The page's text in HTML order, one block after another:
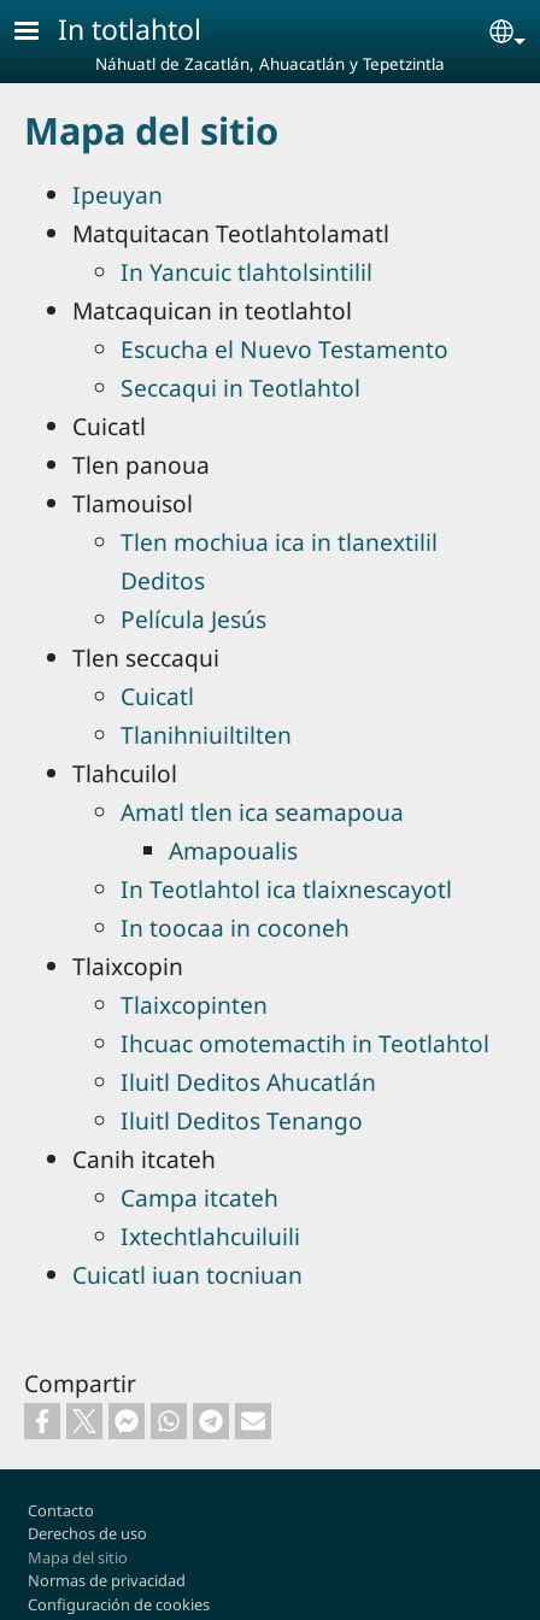
Pasar al contenido principal
In totlahtol
Náhuatl de Zacatlán, Ahuacatlán y Tepetzintla
Mapa del sitio
Ipeuyan
Matquitacan Teotlahtolamatl
In Yancuic tlahtolsintilil
Matcaquican in teotlahtol
Escucha el Nuevo Testamento
Seccaqui in Teotlahtol
Cuicatl
Tlen panoua
Tlamouisol
Tlen mochiua ica in tlanextilil
Deditos
Película Jesús
Tlen seccaqui
Cuicatl
Tlanihniuiltilten
Tlahcuilol
Amatl tlen ica seamapoua
Amapoualis
In Teotlahtol ica tlaixnescayotl
In toocaa in coconeh
Tlaixcopin
Tlaixcopinten
Ihcuac omotemactih in Teotlahtol
Iluitl Deditos Ahucatlán
Iluitl Deditos Tenango
Canih itcateh
Campa itcateh
Ixtechtlahcuiluili
Cuicatl iuan tocniuan
Compartir
Contacto
Derechos de uso
Mapa del sitio
Normas de privacidad
Configuración de cookies